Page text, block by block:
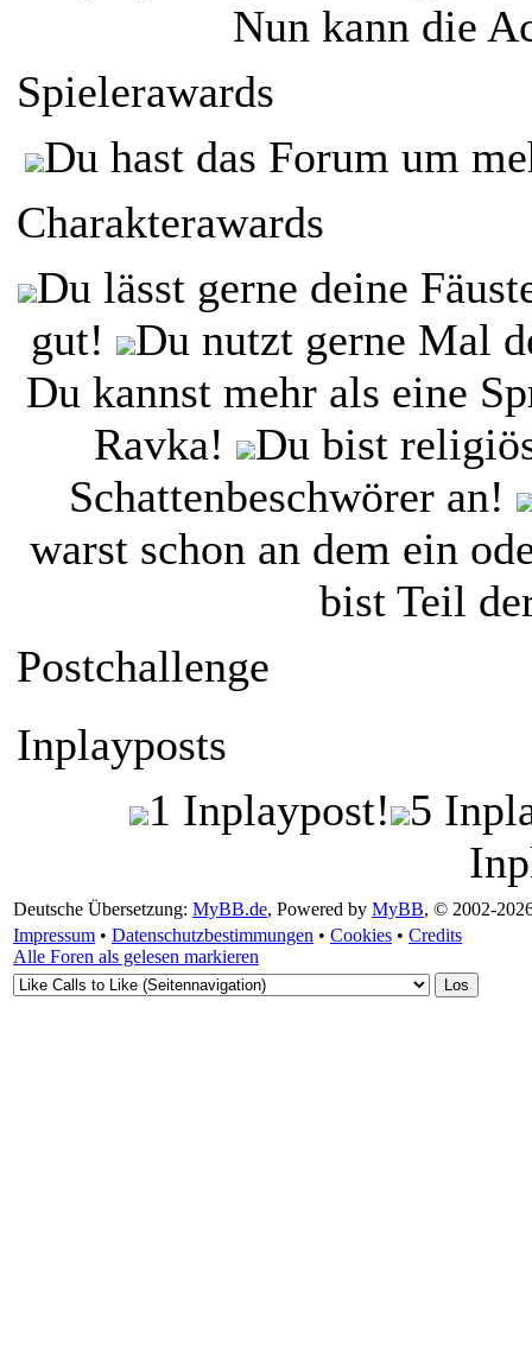
Nun kann die
Spielerawards
Du hast das Forum um
Charakterawards
Du lässt gerne deine
gut!
Du nutzt gerne Mal
Du kannst mehr als eine
Ravka!
Du bist
Schattenbeschwörer an!
warst schon an dem ein
bist Teil
Postchallenge
Inplayposts
1 Inplaypost! 5
Deutsche Übersetzung: MyBB.de, Powered by MyBB, © 2002-
Impressum • Datenschutzbestimmungen • Cookies • Credits
Alle Foren als gelesen markieren